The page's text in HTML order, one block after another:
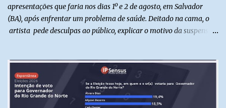
apresentações que faria nos dias 1º e 2 de agosto, em Salvador
(BA), após enfrentar um problema de saúde. Deitado na cama, o
artista pede desculpas ao público, explicar o motivo da suspensão
impossível viajar e subir ao palco. O comediante contou que
precisou ser levado a um hospital depois de perder a capacidade
de andar normalmente. “Eu não estou conseguindo nem me
levantar direito da cama. É um processo muito dolorido”, relatou o